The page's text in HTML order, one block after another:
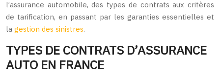
l’assurance automobile, des types de contrats aux critères
de tarification, en passant par les garanties essentielles et
la gestion des sinistres.
TYPES DE CONTRATS D’ASSURANCE
AUTO EN FRANCE